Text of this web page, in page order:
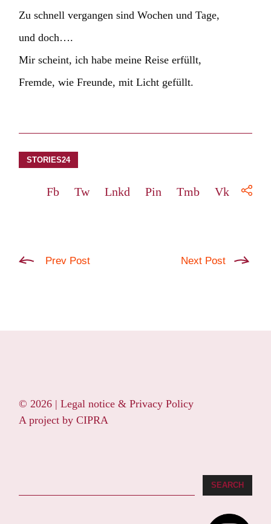
Zu schnell vergangen sind Wochen und Tage,
und doch….
Mir scheint, ich habe meine Reise erfüllt,
Fremde, wie Freunde, mit Licht gefüllt.
STORIES24
Fb Tw Lnkd Pin Tmb Vk
Prev Post Next Post
© 2026 |Legal notice & Privacy Policy
A project byCIPRA
SEARCH